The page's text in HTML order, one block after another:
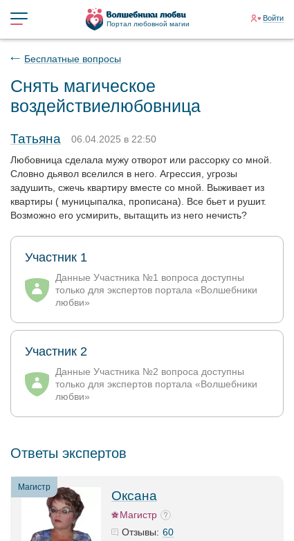
Портал любовной магии
Войти
Бесплатные вопросы
Снять магическое
воздействиелюбовница
Татьяна
06.04.2025 в 22:50
Любовница сделала мужу отворот или рассорку со мной.
Словно дьявол вселился в него. Агрессия, угрозы
задушить, сжечь квартиру вместе со мной. Выживает из
квартиры ( муницыпалка, прописана). Все бьет и рушит.
Возможно его усмирить, вытащить из него нечисть?
Участник 1
Данные Участника №1 вопроса доступны
только для экспертов портала «Волшебники
любви»
Участник 2
Данные Участника №2 вопроса доступны
только для экспертов портала «Волшебники
любви»
Ответы экспертов
Магистр
Оксана
Магистр
Отзывы: 60